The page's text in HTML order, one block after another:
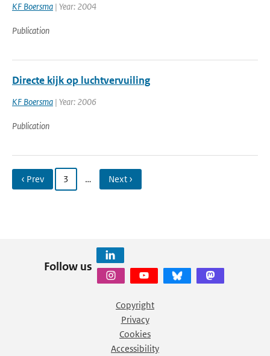
KF Boersma | Year: 2004
Publication
Directe kijk op luchtvervuiling
KF Boersma | Year: 2006
Publication
‹ Prev 3 … Next ›
Follow us
Copyright
Privacy
Cookies
Accessibility